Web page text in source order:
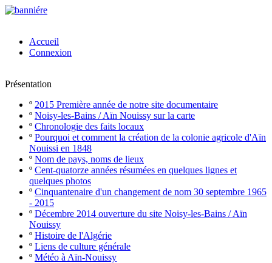
Accueil
Connexion
Présentation
º 2015 Première année de notre site documentaire
º Noisy-les-Bains / Aïn Nouissy sur la carte
º Chronologie des faits locaux
º Pourquoi et comment la création de la colonie agricole d'Aïn
Nouissi en 1848
º Nom de pays, noms de lieux
º Cent-quatorze années résumées en quelques lignes et
quelques photos
º Cinquantenaire d'un changement de nom 30 septembre 1965
- 2015
º Décembre 2014 ouverture du site Noisy-les-Bains / Aïn
Nouissy
º Histoire de l'Algérie
º Liens de culture générale
º Météo à Aïn-Nouissy